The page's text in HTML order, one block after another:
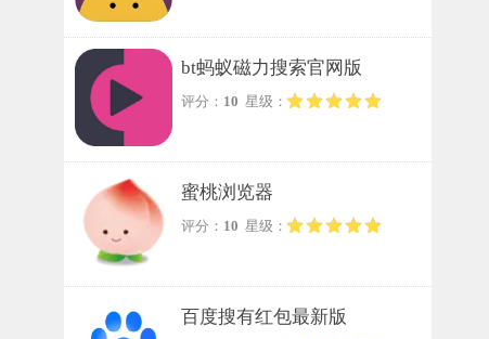
bt蚂蚁磁力搜索官网版
评分： 10 星级：
蜜桃浏览器
评分： 10 星级：
百度搜有红包最新版